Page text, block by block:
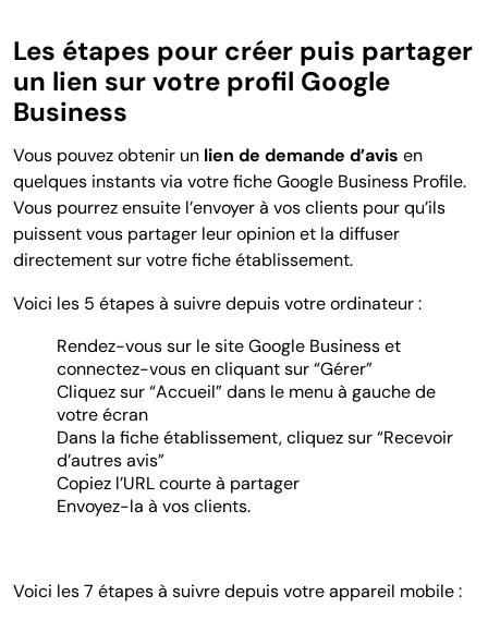
Les étapes pour créer puis partager
un lien sur votre profil Google
Business
Vous pouvez obtenir un lien de demande d’avis en
quelques instants via votre fiche Google Business Profile.
Vous pourrez ensuite l’envoyer à vos clients pour qu’ils
puissent vous partager leur opinion et la diffuser
directement sur votre fiche établissement.
Voici les 5 étapes à suivre depuis votre ordinateur :
Rendez-vous sur le site Google Business et
connectez-vous en cliquant sur “Gérer”
Cliquez sur “Accueil” dans le menu à gauche de
votre écran
Dans la fiche établissement, cliquez sur “Recevoir
d’autres avis”
Copiez l’URL courte à partager
Envoyez-la à vos clients.
Voici les 7 étapes à suivre depuis votre appareil mobile :